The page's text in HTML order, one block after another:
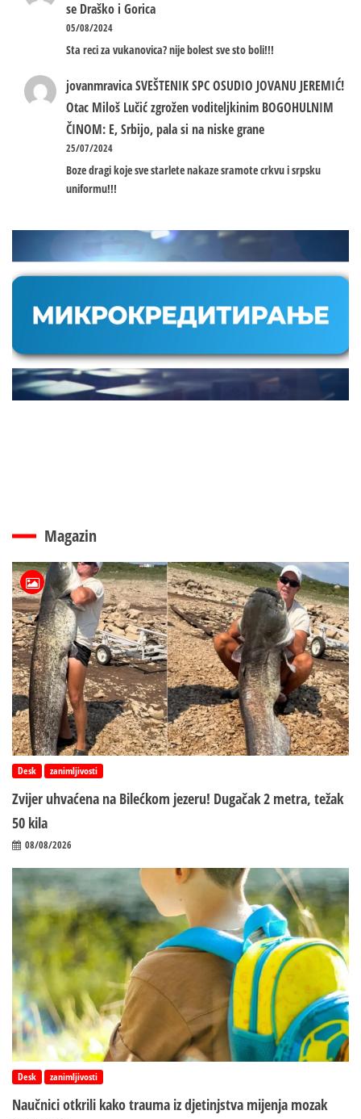
se Draško i Gorica
05/08/2024
Sta reci za vukanovica? nije bolest sve sto boli!!!
jovanmravicaSVEŠTENIK SPC OSUDIO JOVANU JEREMIĆ!
Otac Miloš Lučić zgrožen voditeljkinim BOGOHULNIM
ČINOM: E, Srbijo, pala si na niske grane
25/07/2024
Boze dragi koje sve starlete nakaze sramote crkvu i srpsku
uniformu!!!
Magazin
Desk zanimljivosti
Zvijer uhvaćena na Bilećkom jezeru! Dugačak 2 metra, težak
50 kila
08/08/2026
Desk zanimljivosti
Naučnici otkrili kako trauma iz d‌jetinjstva mijenja mozak